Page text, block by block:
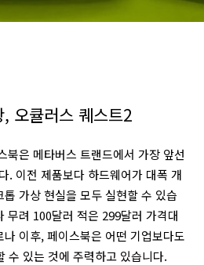
오큘러스 퀘스트2
북은 메타버스 트랜드에서 가장 앞선
. 이전 제품보다 하드웨어가 대폭 개
가상 현실을 모두 실현할 수 있습
무려 100달러 적은 299달러 가격대
이후, 페이스북은 어떤 기업보다도
수 있는 것에 주력하고 있습니다.